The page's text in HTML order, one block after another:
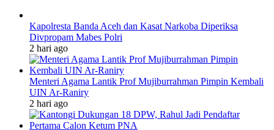
Kapolresta Banda Aceh dan Kasat Narkoba Diperiksa
Divpropam Mabes Polri
2 hari ago
Menteri Agama Lantik Prof Mujiburrahman Pimpin Kembali
UIN Ar-Raniry
2 hari ago